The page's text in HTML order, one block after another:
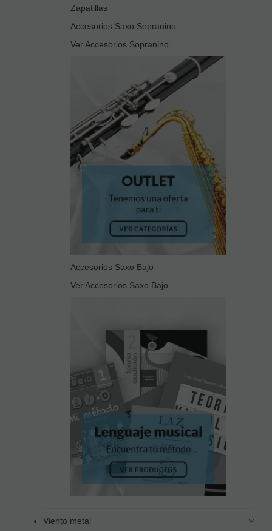
Zapatillas
Accesorios Saxo Sopranino
Ver Accesorios Sopranino
Accesorios Saxo Bajo
Ver Accesorios Saxo Bajo
Viento metal